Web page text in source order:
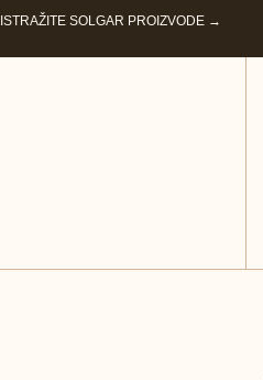
ISTRAŽITE SOLGAR PROIZVODE →